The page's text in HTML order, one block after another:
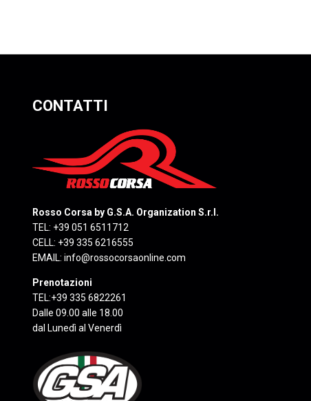
CONTATTI
Rosso Corsa by G.S.A. Organization S.r.l.
TEL: +39 051 6511712
CELL: +39 335 6216555
EMAIL: info@rossocorsaonline.com
Prenotazioni
TEL:+39 335 6822261
Dalle 09.00 alle 18.00
dal Lunedì al Venerdì